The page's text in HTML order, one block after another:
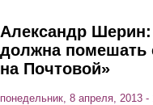
Александр
должна помешать
на Почтовой»
понедельник, 8 апреля, 2013 -